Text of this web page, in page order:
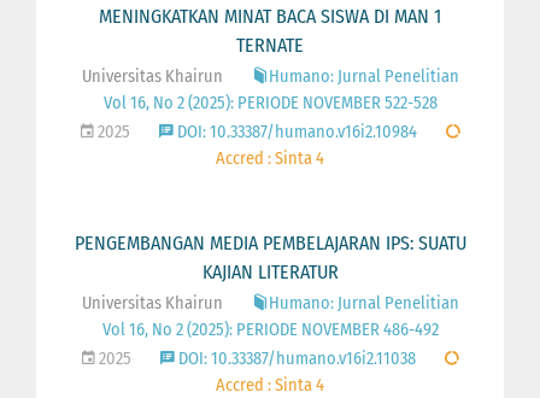
MENINGKATKAN MINAT BACA SISWA DI MAN 1
TERNATE
Universitas Khairun
Humano: Jurnal Penelitian
Vol 16, No 2 (2025): PERIODE NOVEMBER 522-528
2025
DOI: 10.33387/humano.v16i2.10984
Accred : Sinta 4
PENGEMBANGAN MEDIA PEMBELAJARAN IPS: SUATU
KAJIAN LITERATUR
Universitas Khairun
Humano: Jurnal Penelitian
Vol 16, No 2 (2025): PERIODE NOVEMBER 486-492
2025
DOI: 10.33387/humano.v16i2.11038
Accred : Sinta 4